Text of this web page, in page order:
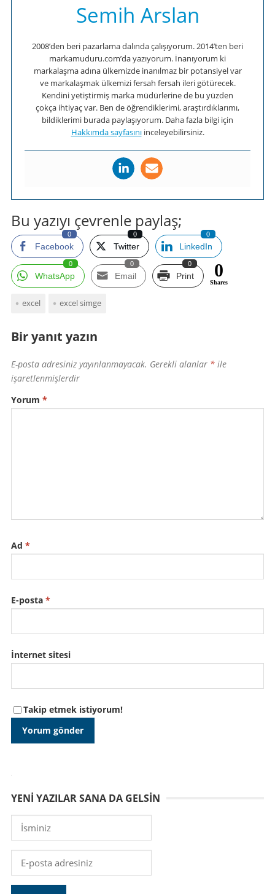
Semih Arslan
2008’den beri pazarlama dalında çalışıyorum. 2014’ten beri
markamuduru.com’da yazıyorum. İnanıyorum ki
markalaşma adına ülkemizde inanılmaz bir potansiyel var
ve markalaşmak ülkemizi fersah fersah ileri götürecek.
Kendini yetiştirmiş marka müdürlerine de bu yüzden
çokça ihtiyaç var. Ben de öğrendiklerimi, araştırdıklarımı,
bildiklerimi burada paylaşıyorum. Daha fazla bilgi için
Hakkımda sayfasınıinceleyebilirsiniz.
Bu yazıyı çevrenle paylaş;
Facebook
0
Twitter
0
LinkedIn
0
WhatsApp
0
Email
0
Print
0 0
Shares
excel excel simge
Bir yanıt yazın
E-posta adresiniz yayınlanmayacak. Gerekli alanlar *ile
işaretlenmişlerdir
Yorum *
Ad *
E-posta *
İnternet sitesi
Takip etmek istiyorum!
YENI YAZILAR SANA DA GELSIN